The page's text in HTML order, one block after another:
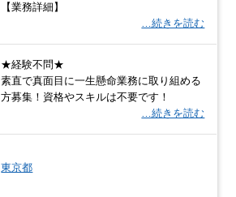
【業務詳細】
…続きを読む
★経験不問★
素直で真面目に一生懸命業務に取り組める
方募集！資格やスキルは不要です！
…続きを読む
東京都